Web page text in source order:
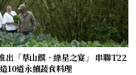
出「草山饌．綠星之宴」 串聯T22
10道永續蔬食料理